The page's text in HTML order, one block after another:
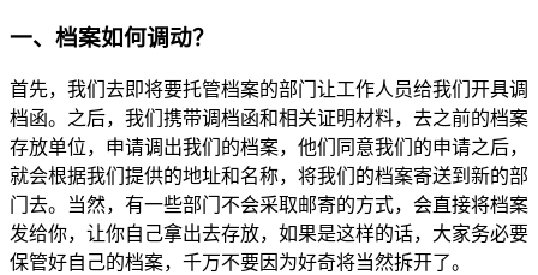
一、档案如何调动？
首先，我们去即将要托管档案的部门让工作人员给我们开具调
档函。之后，我们携带调档函和相关证明材料，去之前的档案
存放单位，申请调出我们的档案，他们同意我们的申请之后，
就会根据我们提供的地址和名称，将我们的档案寄送到新的部
门去。当然，有一些部门不会采取邮寄的方式，会直接将档案
发给你，让你自己拿出去存放，如果是这样的话，大家务必要
保管好自己的档案，千万不要因为好奇将当然拆开了。